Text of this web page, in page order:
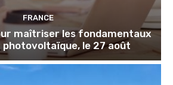
FRANCE
maîtriser les fondamentaux
photovoltaïque, le 27 août